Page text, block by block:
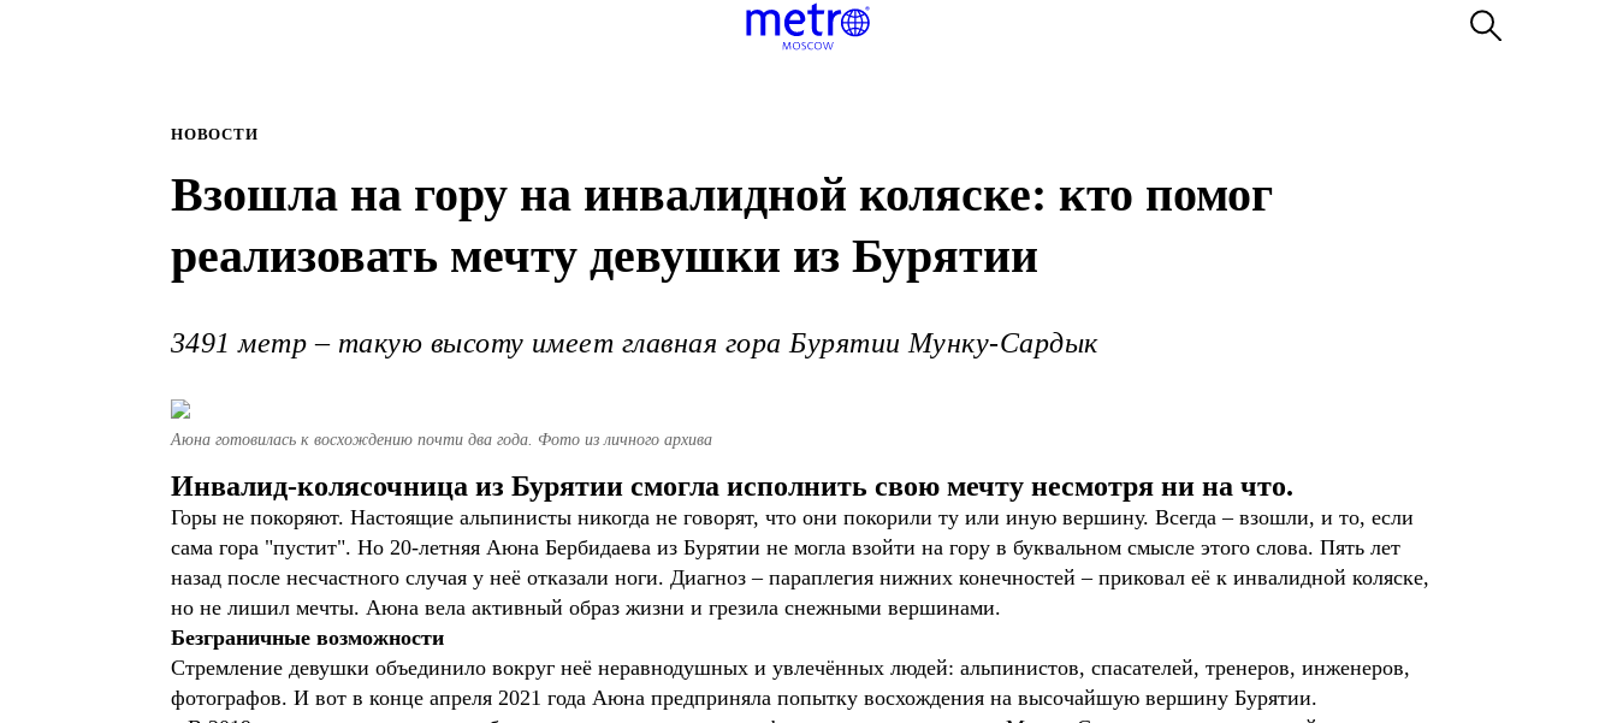
НОВОСТИ
Взошла на гору на инвалидной коляске: кто помог
реализовать мечту девушки из Бурятии
3491 метр – такую высоту имеет главная гора Бурятии Мунку-Сардык
Аюна готовилась к восхождению почти два года. Фото из личного архива
Инвалид-колясочница из Бурятии смогла исполнить свою мечту несмотря ни на что.
Горы не покоряют. Настоящие альпинисты никогда не говорят, что они покорили ту или иную вершину. Всегда – взошли, и то, если
сама гора "пустит". Но 20-летняя Аюна Бербидаева из Бурятии не могла взойти на гору в буквальном смысле этого слова. Пять лет
назад после несчастного случая у неё отказали ноги. Диагноз – параплегия нижних конечностей – приковал её к инвалидной коляске,
но не лишил мечты. Аюна вела активный образ жизни и грезила снежными вершинами.
Безграничные возможности
Стремление девушки объединило вокруг неё неравнодушных и увлечённых людей: альпинистов, спасателей, тренеров, инженеров,
фотографов. И вот в конце апреля 2021 года Аюна предприняла попытку восхождения на высочайшую вершину Бурятии.